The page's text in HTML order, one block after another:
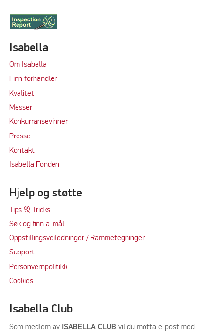
Isabella
Om Isabella
Finn forhandler
Kvalitet
Messer
Konkurransevinner
Presse
Kontakt
Isabella Fonden
Hjelp og støtte
Tips & Tricks
Søk og finn a-mål
Oppstillingsveiledninger / Rammetegninger
Support
Personvernpolitikk
Cookies
Isabella Club
Som medlem avISABELLA CLUB vil du motta e-post med